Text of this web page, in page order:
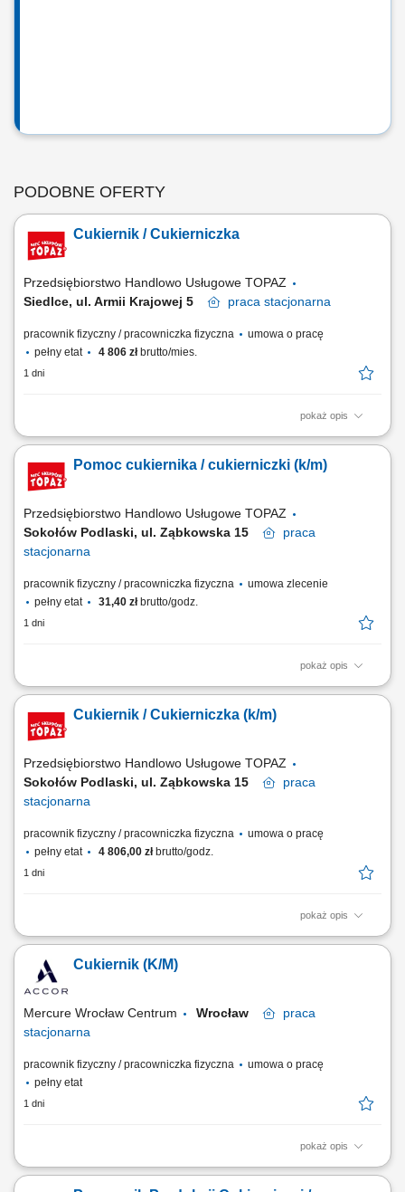
PODOBNE OFERTY
Cukiernik / Cukierniczka
Przedsiębiorstwo Handlowo Usługowe TOPAZ
Siedlce, ul. Armii Krajowej 5
praca stacjonarna
pracownik fizyczny / pracowniczka fizyczna
umowa o pracę
pełny etat
4 806 złbrutto/mies.
1 dni
pokaż opis
Opis stanowiska: Przygotowywanie ciast, deserów oraz wyrobów
estetykę, smak oraz powtarzalność przygotowywanych produktów;
Współpraca z Szefem Kuchni oraz zespołem gastronomicznym przy
Pomoc cukiernika / cukierniczki (k/m)
Przedsiębiorstwo Handlowo Usługowe TOPAZ
Sokołów Podlaski, ul. Ząbkowska 15
praca
stacjonarna
pracownik fizyczny / pracowniczka fizyczna
umowa zlecenie
pełny etat
31,40 złbrutto/godz.
1 dni
pokaż opis
Opis stanowiska Wsparcie zespołu cukierników przy produkcji ciast,
kremów oraz polew. Dekorowanie ciast i tortów pod nadzorem
cukiernika. Wykonywanie prac pomocniczych w cukierni zgodnie z
Cukiernik / Cukierniczka (k/m)
Przedsiębiorstwo Handlowo Usługowe TOPAZ
Sokołów Podlaski, ul. Ząbkowska 15
praca
stacjonarna
pracownik fizyczny / pracowniczka fizyczna
umowa o pracę
pełny etat
4 806,00 złbrutto/godz.
1 dni
pokaż opis
Opis stanowiska: Tworzenie i dekorowanie tortów, ciast
pracowni. Wytwarzanie bazowych półproduktów, w tym przygotowanie
kremów, mas, polew i nadzień owocowych. Asystowanie
Cukiernik (K/M)
Mercure Wrocław Centrum Wrocław
praca
stacjonarna
pracownik fizyczny / pracowniczka fizyczna
umowa o pracę
pełny etat
1 dni
pokaż opis
Jak wygląda dzień w pracy? Przygotowujesz desery i wypieki,